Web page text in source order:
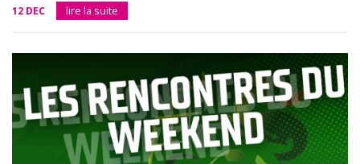
12 DEC lire la suite